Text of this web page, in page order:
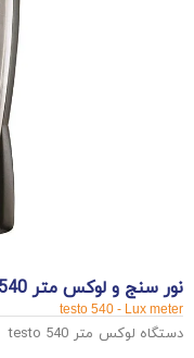
نور سنج و لوکس متر testo 540
testo 540 - Lux meter
دستگاه لوکس متر testo 540 قابلیت اندازه گیری